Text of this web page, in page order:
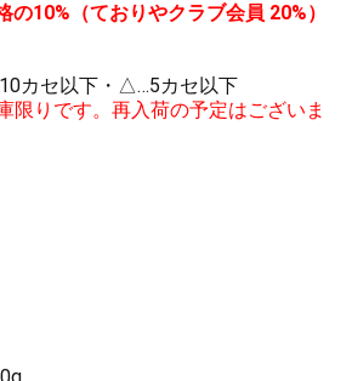
10%（ておりやクラブ会員 20%）
カセ以下・△…5カセ以下
限りです。再入荷の予定はございま